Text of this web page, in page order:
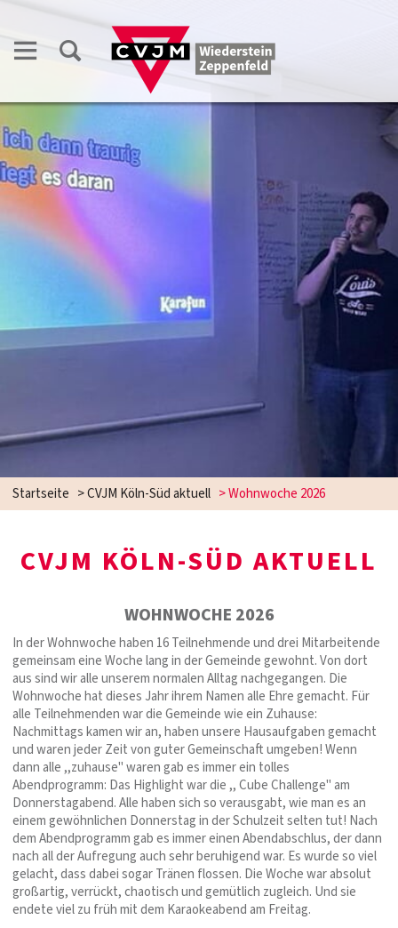
Startseite >CVJM Köln-Süd aktuell >Wohnwoche 2026
CVJM KÖLN-SÜD AKTUELL
WOHNWOCHE 2026
In der Wohnwoche haben 16 Teilnehmende und drei Mitarbeitende
gemeinsam eine Woche lang in der Gemeinde gewohnt. Von dort
aus sind wir alle unserem normalen Alltag nachgegangen. Die
Wohnwoche hat dieses Jahr ihrem Namen alle Ehre gemacht. Für
alle Teilnehmenden war die Gemeinde wie ein Zuhause:
Nachmittags kamen wir an, haben unsere Hausaufgaben gemacht
und waren jeder Zeit von guter Gemeinschaft umgeben! Wenn
dann alle ,,zuhause" waren gab es immer ein tolles
Abendprogramm: Das Highlight war die ,, Cube Challenge" am
Donnerstagabend. Alle haben sich so verausgabt, wie man es an
einem gewöhnlichen Donnerstag in der Schulzeit selten tut! Nach
dem Abendprogramm gab es immer einen Abendabschlus, der dann
nach all der Aufregung auch sehr beruhigend war. Es wurde so viel
gelacht, dass dabei sogar Tränen flossen. Die Woche war absolut
großartig, verrückt, chaotisch und gemütlich zugleich. Und sie
endete viel zu früh mit dem Karaokeabend am Freitag.